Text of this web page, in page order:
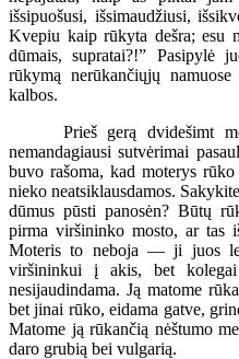
išsipuošusi, išsimaudžiusi,
Kvepiu kaip rūkyta dešra; esu
dūmais, supratai?!” Pasipylė
rūkymą nerūkančiųjų
kalbos.
Prieš gerą dvidešimt
nemandagiausi sutvėrimai
buvo rašoma, kad moterys
nieko neatsiklausdamos.
dūmus pūsti panosėn? Būtų
pirma viršininko mosto, ar tas
Moteris to neboja — ji juos
viršininkui į akis, bet
nesijaudindama. Ją matome
bet jinai rūko, eidama gatve,
Matome ją rūkančią nėštumo
daro grubią bei vulgarią.